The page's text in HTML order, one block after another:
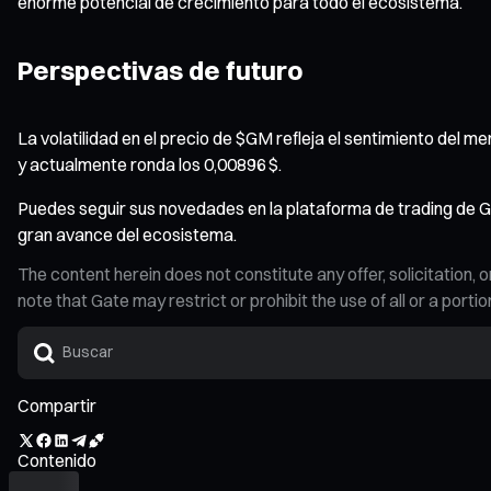
Perspectivas de futuro
La volatilidad en el precio de $GM refleja el sentimiento del
y actualmente ronda los 0,00896 $.
Puedes seguir sus novedades en la plataforma de trading de
gran avance del ecosistema.
The content herein does not constitute any offer, solicitation,
note that Gate may restrict or prohibit the use of all or a
Compartir
Contenido